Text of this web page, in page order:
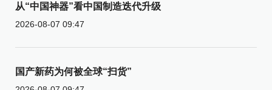
从“中国神器”看中国制造迭代升级
2026-08-07 09:47
国产新药为何被全球“扫货”